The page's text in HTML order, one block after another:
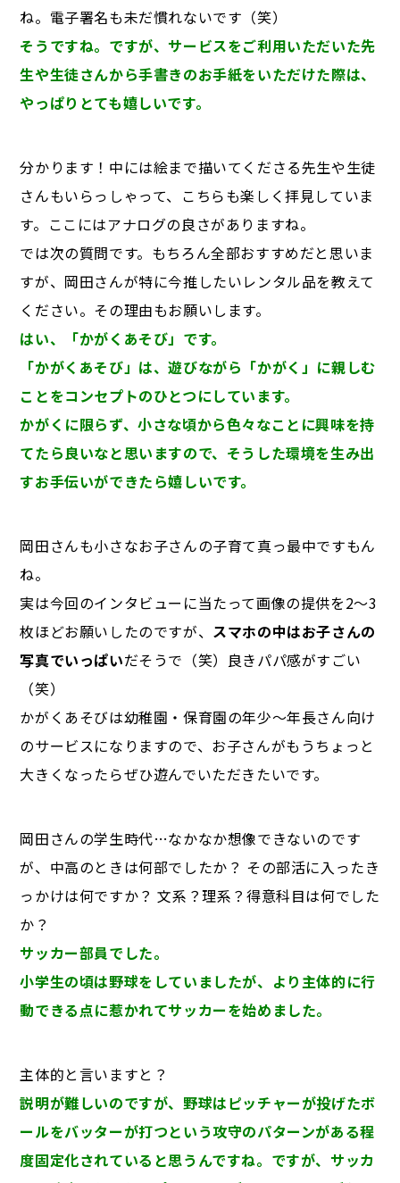
ね。電子署名も未だ慣れないです（笑）
そうですね。ですが、サービスをご利用いただいた先
生や生徒さんから手書きのお手紙をいただけた際は、
やっぱりとても嬉しいです。
分かります！中には絵まで描いてくださる先生や生徒
さんもいらっしゃって、こちらも楽しく拝見していま
す。ここにはアナログの良さがありますね。
では次の質問です。もちろん全部おすすめだと思いま
すが、岡田さんが特に今推したいレンタル品を教えて
ください。その理由もお願いします。
はい、「かがくあそび」です。
「かがくあそび」は、遊びながら「かがく」に親しむ
ことをコンセプトのひとつにしています。
かがくに限らず、小さな頃から色々なことに興味を持
てたら良いなと思いますので、そうした環境を生み出
すお手伝いができたら嬉しいです。
岡田さんも小さなお子さんの子育て真っ最中ですもん
ね。
実は今回のインタビューに当たって画像の提供を2～3
枚ほどお願いしたのですが、 スマホの中はお子さんの
写真でいっぱいだそうで（笑）良きパパ感がすごい
（笑）
かがくあそびは幼稚園・保育園の年少～年長さん向け
のサービスになりますので、お子さんがもうちょっと
大きくなったらぜひ遊んでいただきたいです。
岡田さんの学生時代…なかなか想像できないのです
が、中高のときは何部でしたか？ その部活に入ったき
っかけは何ですか？ 文系？理系？得意科目は何でした
か？
サッカー部員でした。
小学生の頃は野球をしていましたが、より主体的に行
動できる点に惹かれてサッカーを始めました。
主体的と言いますと？
説明が難しいのですが、野球はピッチャーが投げたボ
ールをバッターが打つという攻守のパターンがある程
度固定化されていると思うんですね。ですが、サッカ